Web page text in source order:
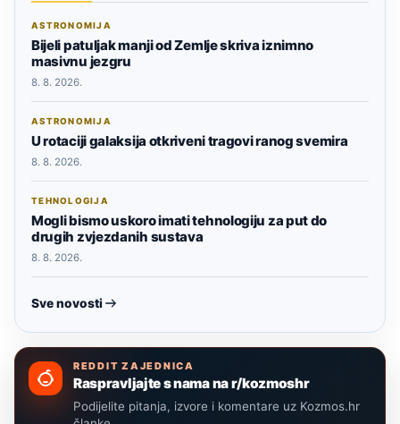
ASTRONOMIJA
Bijeli patuljak manji od Zemlje skriva iznimno
masivnu jezgru
8. 8. 2026.
ASTRONOMIJA
U rotaciji galaksija otkriveni tragovi ranog svemira
8. 8. 2026.
TEHNOLOGIJA
Mogli bismo uskoro imati tehnologiju za put do
drugih zvjezdanih sustava
8. 8. 2026.
Sve novosti
REDDIT ZAJEDNICA
Raspravljajte s nama na r/kozmoshr
Podijelite pitanja, izvore i komentare uz Kozmos.hr